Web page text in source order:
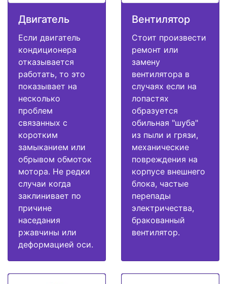
Двигатель
Если двигатель
кондиционера
отказывается
работать, то это
показывает на
несколько
проблем
связанных с
коротким
замыканием или
обрывом обмоток
мотора. Не редки
случаи когда
заклинивает по
причине
наседания
ржавчины или
деформацией оси.
Вентилятор
Стоит произвести
ремонт или
замену
вентилятора в
случаях если на
лопастях
образуется
обильная "шуба"
из пыли и грязи,
механические
повреждения на
корпусе внешнего
блока, частые
перепады
электричества,
бракованный
вентилятор.